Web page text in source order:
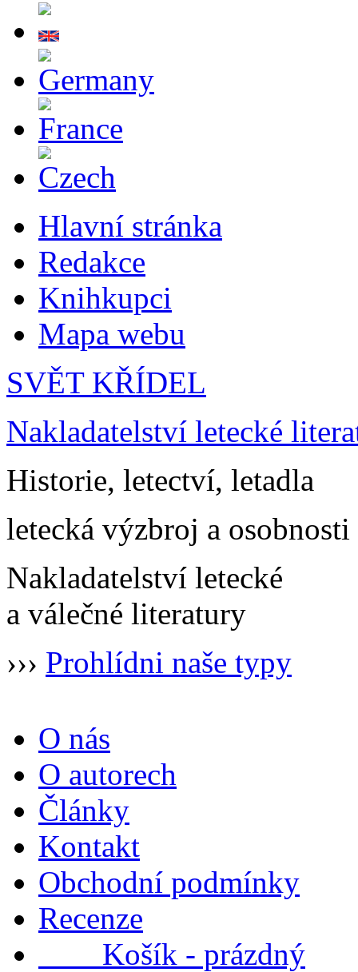
Hlavní stránka
Redakce
Knihkupci
Mapa webu
SVĚT KŘÍDEL
Nakladatelství letecké
Historie, letectví, letadla
letecká výzbroj a osobnosti
Nakladatelství letecké
a válečné literatury
››› Prohlídni naše typy
O nás
O autorech
Články
Kontakt
Obchodní podmínky
Recenze
Košík - prázdný